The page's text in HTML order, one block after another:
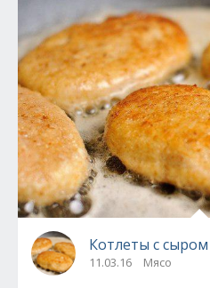
Котлеты с сыром
11.03.16 Мясо